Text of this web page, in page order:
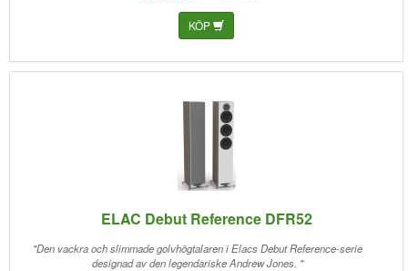
KÖP
ELAC Debut Reference DFR52
"Den vackra och slimmade golvhögtalaren i Elacs Debut Reference-serie
designad av den legendariske Andrew Jones. "